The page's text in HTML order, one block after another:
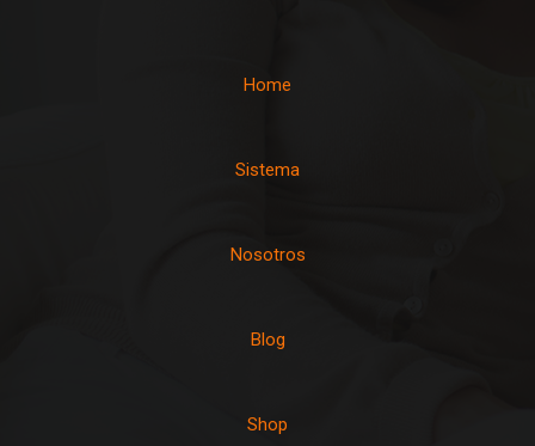
Home
Sistema
Nosotros
Blog
Shop